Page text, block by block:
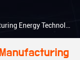
Qingdao Sunrise Intelligent Manufacturing Energy Technology Co.,Ltd কোম্পানির প্রোফাইল